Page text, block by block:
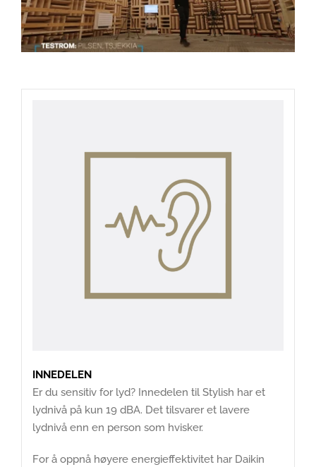
INNEDELEN
Er du sensitiv for lyd? Innedelen til Stylish har et
lydnivå på kun 19 dBA. Det tilsvarer et lavere
lydnivå enn en person som hvisker.
For å oppnå høyere energieffektivitet har Daikin